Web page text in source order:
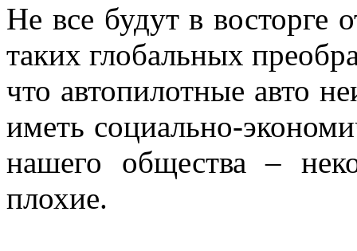
Не все будут в восторге
таких глобальных
что автопилотные авто
иметь социально-
нашего общества –
плохие.